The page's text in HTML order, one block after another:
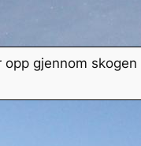
gjennom skogen